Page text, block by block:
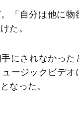
「自分は他に物
た。
にされなかった
ージックビデオ
なった。